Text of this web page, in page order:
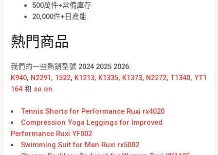
500萬件+常備庫存
20,000件+日產能
熱門商品
我們的一些熱銷型號 2024 2025 2026:
K940, N2291, 1522, K1213, K1335, K1373, N2272,T1340,YT1
164 和 so on.
Tennis Shorts for Performance Ruxi rx4020
Compression Yoga Leggings for Improved
Performance Ruxi YF002
Swimming Suit for Men Ruxi rx5002